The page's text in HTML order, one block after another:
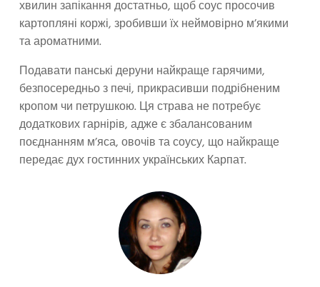
хвилин запікання достатньо, щоб соус просочив
картопляні коржі, зробивши їх неймовірно м’якими
та ароматними.
Подавати панські деруни найкраще гарячими,
безпосередньо з печі, прикрасивши подрібненим
кропом чи петрушкою. Ця страва не потребує
додаткових гарнірів, адже є збалансованим
поєднанням м’яса, овочів та соусу, що найкраще
передає дух гостинних українських Карпат.